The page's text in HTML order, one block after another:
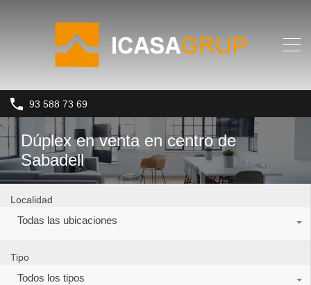
93 588 73 69
Dúplex en venta en centro de
Sabadell
Localidad
Todas las ubicaciones
Tipo
Todos los tipos